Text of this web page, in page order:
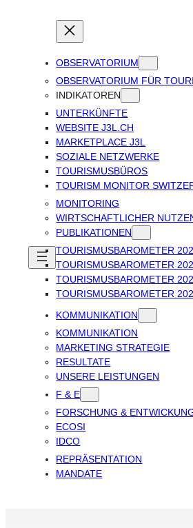
OBSERVATORIUM
OBSERVATORIUM FÜR
INDIKATOREN
UNTERKÜNFTE
WEBSITE J3L.CH
MARKETPLACE J3L
SOZIALE NETZWERKE
TOURISMUSBÜROS
TOURISM MONITOR
MONITORING
WIRTSCHAFTLICHER
PUBLIKATIONEN
TOURISMUSBAROMETER
TOURISMUSBAROMETER
TOURISMUSBAROMETER
TOURISMUSBAROMETER
KOMMUNIKATION
KOMMUNIKATION
MARKETING STRATEGIE
RESULTATE
UNSERE LEISTUNGEN
F & E
FORSCHUNG &
ECOSI
IDCO
REPRÄSENTATION
MANDATE